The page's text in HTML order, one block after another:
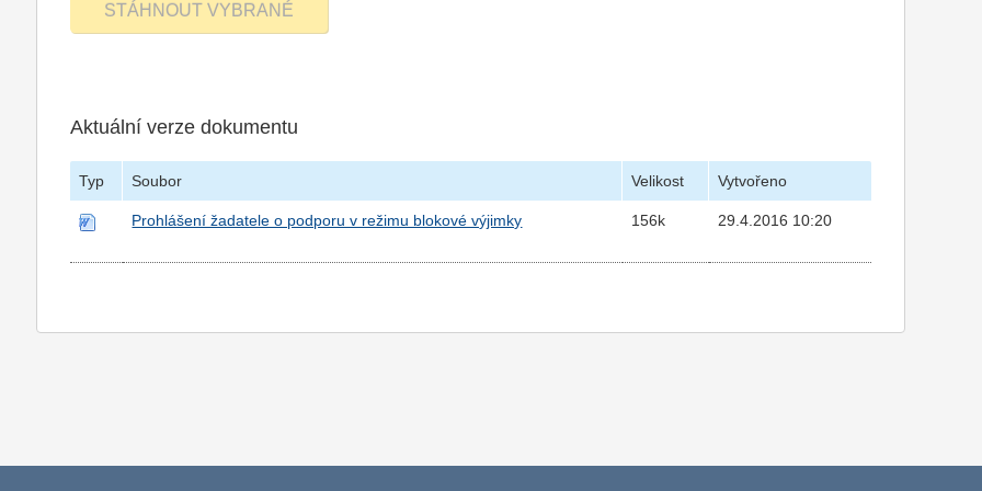
Aktuální verze dokumentu
Typ Soubor Velikost Vytvořeno
Prohlášení žadatele o podporu v režimu blokové výjimky 156k 29.4.2016 10:20